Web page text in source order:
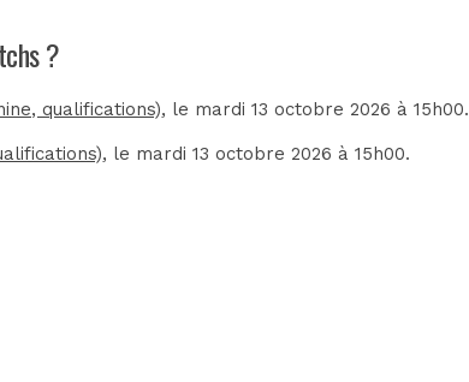
?
qualifications), le mardi 13 octobre 2026 à 15h00.
, le mardi 13 octobre 2026 à 15h00.